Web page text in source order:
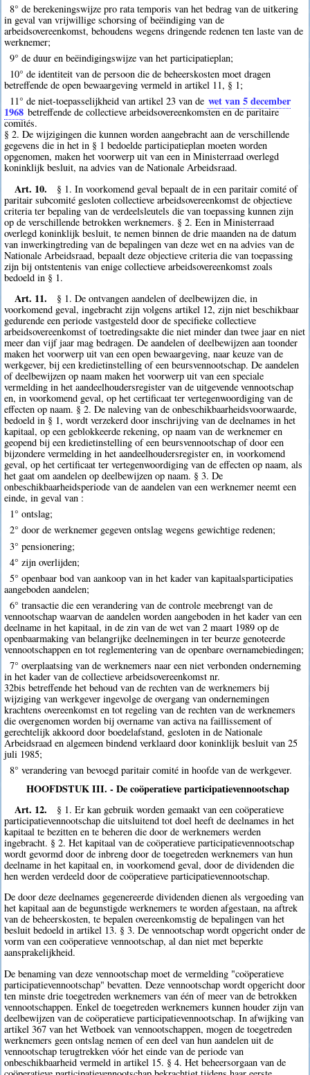
8° de berekeningswijze pro rata temporis van het bedrag van de uitkering
in geval van vrijwillige schorsing of beëindiging van de
arbeidsovereenkomst, behoudens wegens dringende redenen ten laste van de
werknemer;
9° de duur en beëindigingswijze van het participatieplan;
10° de identiteit van de persoon die de beheerskosten moet dragen
betreffende de open bewaargeving vermeld in artikel 11, § 1;
11° de niet-toepasselijkheid van artikel 23 van de wet van 5 december
1968 betreffende de collectieve arbeidsovereenkomsten en de paritaire
comités.
§ 2. De wijzigingen die kunnen worden aangebracht aan de verschillende
gegevens die in het in § 1 bedoelde participatieplan moeten worden
opgenomen, maken het voorwerp uit van een in Ministerraad overlegd
koninklijk besluit, na advies van de Nationale Arbeidsraad.
Art. 10.
§ 1. In voorkomend geval bepaalt de in een paritair comité of
paritair subcomité gesloten collectieve arbeidsovereenkomst de objectieve
criteria ter bepaling van de verdeelsleutels die van toepassing kunnen zijn
op de verschillende betrokken werknemers. § 2. Een in Ministerraad
overlegd koninklijk besluit, te nemen binnen de drie maanden na de datum
van inwerkingtreding van de bepalingen van deze wet en na advies van de
Nationale Arbeidsraad, bepaalt deze objectieve criteria die van toepassing
zijn bij ontstentenis van enige collectieve arbeidsovereenkomst zoals
bedoeld in § 1.
Art. 11.
§ 1. De ontvangen aandelen of deelbewijzen die, in
voorkomend geval, ingebracht zijn volgens artikel 12, zijn niet beschikbaar
gedurende een periode vastgesteld door de specifieke collectieve
arbeidsovereenkomst of toetredingsakte die niet minder dan twee jaar en niet
meer dan vijf jaar mag bedragen. De aandelen of deelbewijzen aan toonder
maken het voorwerp uit van een open bewaargeving, naar keuze van de
werkgever, bij een kredietinstelling of een beursvennootschap. De aandelen
of deelbewijzen op naam maken het voorwerp uit van een speciale
vermelding in het aandeelhoudersregister van de uitgevende vennootschap
en, in voorkomend geval, op het certificaat ter vertegenwoordiging van de
effecten op naam. § 2. De naleving van de onbeschikbaarheidsvoorwaarde,
bedoeld in § 1, wordt verzekerd door inschrijving van de deelnames in het
kapitaal, op een geblokkeerde rekening, op naam van de werknemer en
geopend bij een kredietinstelling of een beursvennootschap of door een
bijzondere vermelding in het aandeelhoudersregister en, in voorkomend
geval, op het certificaat ter vertegenwoordiging van de effecten op naam, als
het gaat om aandelen op deelbewijzen op naam. § 3. De
onbeschikbaarheidsperiode van de aandelen van een werknemer neemt een
einde, in geval van :
1° ontslag;
2° door de werknemer gegeven ontslag wegens gewichtige redenen;
3° pensionering;
4° zijn overlijden;
5° openbaar bod van aankoop van in het kader van kapitaalsparticipaties
aangeboden aandelen;
6° transactie die een verandering van de controle meebrengt van de
vennootschap waarvan de aandelen worden aangeboden in het kader van een
deelname in het kapitaal, in de zin van de wet van 2 maart 1989 op de
openbaarmaking van belangrijke deelnemingen in ter beurze genoteerde
vennootschappen en tot reglementering van de openbare overnamebiedingen;
7° overplaatsing van de werknemers naar een niet verbonden onderneming
in het kader van de collectieve arbeidsovereenkomst nr.
32bis betreffende het behoud van de rechten van de werknemers bij
wijziging van werkgever ingevolge de overgang van ondernemingen
krachtens overeenkomst en tot regeling van de rechten van de werknemers
die overgenomen worden bij overname van activa na faillissement of
gerechtelijk akkoord door boedelafstand, gesloten in de Nationale
Arbeidsraad en algemeen bindend verklaard door koninklijk besluit van 25
juli 1985;
8° verandering van bevoegd paritair comité in hoofde van de werkgever.
HOOFDSTUK III. - De coöperatieve participatievennootschap
Art. 12.
§ 1. Er kan gebruik worden gemaakt van een coöperatieve
participatievennootschap die uitsluitend tot doel heeft de deelnames in het
kapitaal te bezitten en te beheren die door de werknemers werden
ingebracht. § 2. Het kapitaal van de coöperatieve participatievennootschap
wordt gevormd door de inbreng door de toegetreden werknemers van hun
deelname in het kapitaal en, in voorkomend geval, door de dividenden die
hen werden verdeeld door de coöperatieve participatievennootschap.
De door deze deelnames gegenereerde dividenden dienen als vergoeding van
het kapitaal aan de begunstigde werknemers te worden afgestaan, na aftrek
van de beheerskosten, te bepalen overeenkomstig de bepalingen van het
besluit bedoeld in artikel 13. § 3. De vennootschap wordt opgericht onder de
vorm van een coöperatieve vennootschap, al dan niet met beperkte
aansprakelijkheid.
De benaming van deze vennootschap moet de vermelding "coöperatieve
participatievennootschap" bevatten. Deze vennootschap wordt opgericht door
ten minste drie toegetreden werknemers van één of meer van de betrokken
vennootschappen. Enkel de toegetreden werknemers kunnen houder zijn van
deelbewijzen van de coöperatieve participatievennootschap. In afwijking van
artikel 367 van het Wetboek van vennootschappen, mogen de toegetreden
werknemers geen ontslag nemen of een deel van hun aandelen uit de
vennootschap terugtrekken vóór het einde van de periode van
onbeschikbaarheid vermeld in artikel 15. § 4. Het beheersorgaan van de